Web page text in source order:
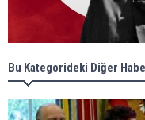
Bu Kategorideki Diğer